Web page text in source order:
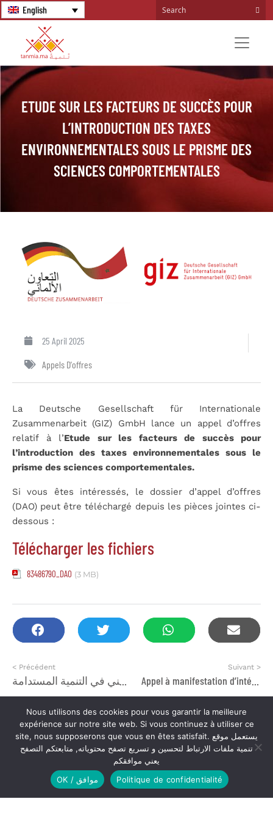
English
ETUDE SUR LES FACTEURS DE SUCCÈS POUR
L’INTRODUCTION DES TAXES
ENVIRONNEMENTALES SOUS LE PRISME DES
SCIENCES COMPORTEMENTALES
25 April 2025
Appels D'offres
La Deutsche Gesellschaft für Internationale
Zusammenarbeit (GIZ) GmbH lance un appel d’offres
relatif à l’Etude sur les facteurs de succès pour
l’introduction des taxes environnementales sous le
prisme des sciences comportementales.
Si vous êtes intéressés, le dossier d’appel d’offres
(DAO) peut être téléchargé depuis les pièces jointes ci-
dessous :
Télécharger les fichiers
83486790_DAO (3 MB)
< Précédent
تفعيل الديمقراطية التشاركية من أجل تعزيز المشاركة المواطنة» تحت شعار”مشاركتي المواطنة، مساهمة مني في التنمية المستدامة”
Suivant >
Nous utilisons des cookies pour vous garantir la meilleure
expérience sur notre site web. Si vous continuez à utiliser ce
site, nous supposerons que vous en êtes satisfait. يستعمل موقع
تنمية ملفات الارتباط لتحسين و تسريع تصفح محتوياته, متابعتكم التصفح
يعني موافقكم
OK / موافق
Politique de confidentialité